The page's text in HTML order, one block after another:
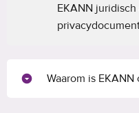
EKANN
Waarom is